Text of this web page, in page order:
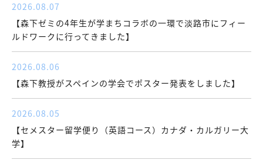
2026.08.07
【森下ゼミの4年生が学まちコラボの一環で淡路市にフィー
ルドワークに行ってきました】
2026.08.06
【森下教授がスペインの学会でポスター発表をしました】
2026.08.05
【セメスター留学便り（英語コース）カナダ・カルガリー大
学】